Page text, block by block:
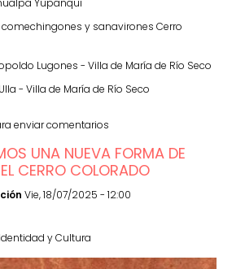
Yupanqui
y sanavirones Cerro
Lugones - Villa de María de Río Seco
- Villa de María de Río Seco
enviar comentarios
UNA NUEVA FORMA DE
CERRO COLORADO
Vie, 18/07/2025 - 12:00
y Cultura